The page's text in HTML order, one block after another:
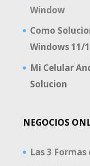
Window
Como
Windows 11/
Mi Celular
Solucion
NEGOCIOS
Las 3